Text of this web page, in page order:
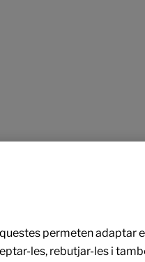
permeten adaptar
les, rebutjar-les i